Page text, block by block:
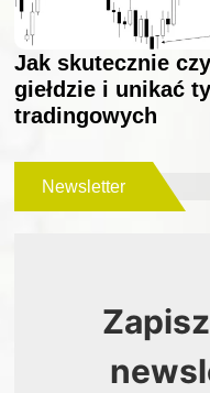
Jak skutecznie
giełdzie i unikać
tradingowych
Newsletter